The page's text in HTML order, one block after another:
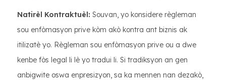
Natirèl Kontraktuèl: Souvan, yo konsidere règleman
sou enfòmasyon prive kòm akò kontra ant biznis ak
itilizatè yo. Règleman sou enfòmasyon prive ou a dwe
kenbe fòs legal li lè yo tradui li. Si tradiksyon an gen
anbigwite oswa enpresizyon, sa ka mennen nan dezakò,